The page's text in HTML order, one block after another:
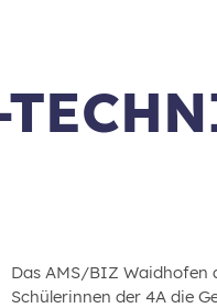
Das AMS/BIZ Waidhofen
Schülerinnen der 4A die